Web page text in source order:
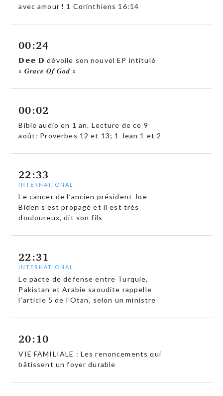
avec amour ! 1 Corinthiens 16:14
00:24
𝗗𝗲𝗲 𝗗 dévoile son nouvel EP intitulé
« 𝑮𝒓𝒂𝒄𝒆 𝑶𝒇 𝑮𝒐𝒅 »
00:02
Bible audio en 1 an. Lecture de ce 9
août: Proverbes 12 et 13; 1 Jean 1 et 2
22:33
INTERNATIONAL
Le cancer de l’ancien président Joe
Biden s’est propagé et il est très
douloureux, dit son fils
22:31
INTERNATIONAL
Le pacte de défense entre Turquie,
Pakistan et Arabie saoudite rappelle
l’article 5 de l’Otan, selon un ministre
20:10
VIE FAMILIALE : Les renoncements qui
bâtissent un foyer durable